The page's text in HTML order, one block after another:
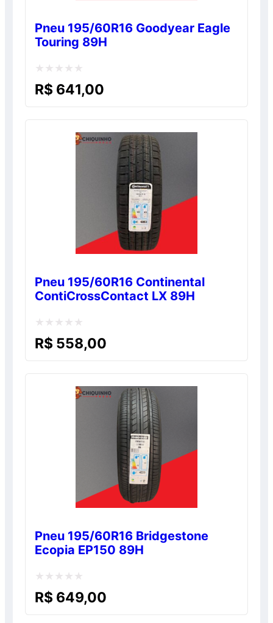
Pneu 195/60R16 Goodyear Eagle
Touring 89H
Avaliação
R$ 641,00
Pneu 195/60R16 Continental
ContiCrossContact LX 89H
Avaliação
R$ 558,00
Pneu 195/60R16 Bridgestone
Ecopia EP150 89H
Avaliação
R$ 649,00